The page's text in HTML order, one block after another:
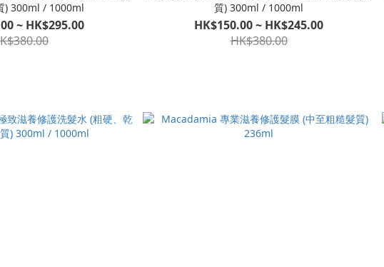
) 300ml / 1000ml
~ HK$295.00
質) 300ml / 1000ml
HK$150.00 ~ HK$245.00
HK$380.00